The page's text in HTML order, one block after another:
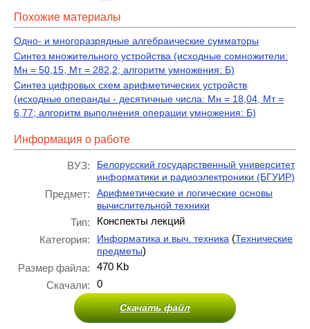
Похожие материалы
Одно- и многоразрядные алгебраические сумматоры
Синтез множительного устройства (исходные сомножители:
Мн = 50,15, Мт = 282,2; алгоритм умножения: Б)
Синтез цифровых схем арифметических устройств
(исходные операнды - десятичные числа: Мн = 18,04, Мт =
6,77; алгоритм выполнения операции умножения: Б)
Информация о работе
ВУЗ:
Белорусский государственный университет
информатики и радиоэлектроники (БГУИР)
Предмет:
Арифметические и логические основы
вычислительной техники
Тип:
Конспекты лекций
Категория:
Информатика и выч. техника (Технические
предметы)
Размер файла:
470 Kb
Скачали:
0
Скачать файл